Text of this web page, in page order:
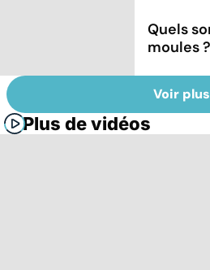
Quels
moules ?
Voir plus
Plus de vidéos